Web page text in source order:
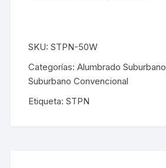
SKU:STPN-50W
Categorías:Alumbrado Suburbano
Suburbano Convencional
Etiqueta:STPN